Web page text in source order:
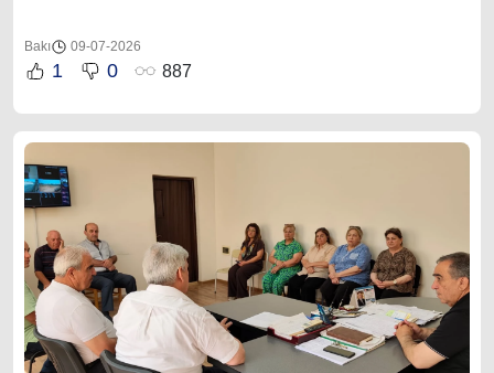
Bakı 09-07-2026
1 0 887